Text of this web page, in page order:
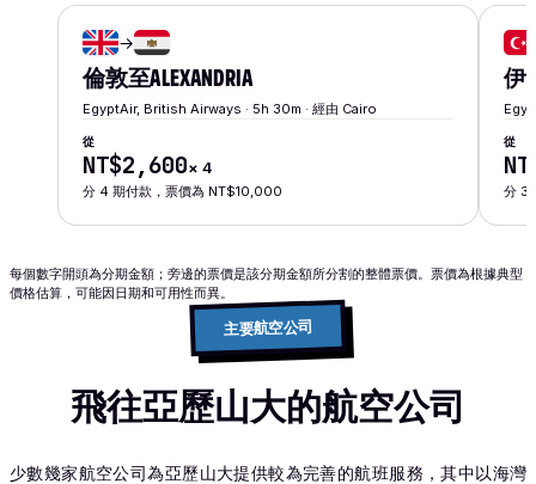
→
倫敦至ALEXANDRIA
EgyptAir, British Airways · 5h 30m · 經由 Cairo
從
NT$2,600× 4
分 4 期付款，票價為 NT$10,000
伊
從
分 3
每個數字開頭為分期金額；旁邊的票價是該分期金額所分割的整體票價。票價為根據典型
價格估算，可能因日期和可用性而異。
主要航空公司
飛往亞歷山大的航空公司
少數幾家航空公司為亞歷山大提供較為完善的航班服務，其中以海灣